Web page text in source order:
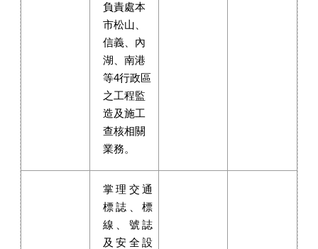
負責處本
市松山、
信義、內
湖、南港
等4行政區
之工程監
造及施工
查核相關
業務。
掌理交通
標誌、標
線、號誌
及安全設